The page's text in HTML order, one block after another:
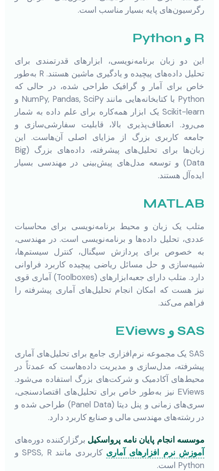
رگرسیون‌های پایه بسیار مناسب است.
R و Python
این دو زبان برنامه‌نویسی، ابزارهای قدرتمندی برای
تحلیل داده‌های پیچیده و یادگیری ماشین هستند. R به‌طور
خاص برای آمار و گرافیک طراحی شده، در حالی که
Python با کتابخانه‌هایی مانند NumPy, Pandas, SciPy و
Scikit-learn یک ابزار همه‌کاره برای علم داده به شمار
می‌رود. انعطاف‌پذیری بالا، قابلیت سفارشی‌سازی و
جامعه کاربری بزرگ از مزایای اصلی آن‌هاست. این
زبان‌ها برای تحلیل‌های پیشرفته، داده‌های بزرگ (Big
Data) و توسعه مدل‌های پیش‌بینی در مهندسی بسیار
ایده‌آل هستند.
MATLAB
متلب یک زبان و محیط برنامه‌نویسی برای محاسبات
عددی، تحلیل داده‌ها و برنامه‌نویسی است. در مهندسی،
به خصوص برای پردازش سیگنال، کنترل سیستم‌ها،
شبیه‌سازی و حل مسائل ریاضی پیچیده کاربرد فراوانی
دارد. متلب دارای جعبه‌ابزارهای (Toolboxes) آماری قوی
نیز هست که امکان انجام تحلیل‌های آماری پیشرفته را
فراهم می‌کند.
SAS و EViews
SAS یک مجموعه نرم‌افزاری جامع برای تحلیل‌های آماری
پیشرفته، مدل‌سازی و مدیریت داده‌هاست که عمدتاً در
محیط‌های آکادمیک و شرکت‌های بزرگ استفاده می‌شود.
EViews نیز به‌طور خاص برای تحلیل‌های اقتصادسنجی،
سری‌های زمانی و پنل دیتا (Panel Data) طراحی شده و
در رشته‌های مهندسی مالی و صنایع کاربرد دارد.
موسسه انجام پایان نامه پرواسکیل برگزارکننده دوره‌های
آموزش نرم افزارهای آماری
کاربردی مانند SPSS, R و
Python است.